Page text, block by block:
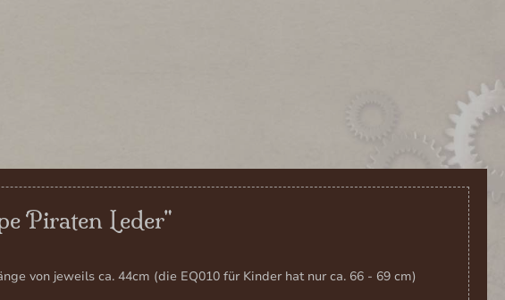
Piraten Leder"
von jeweils ca. 44cm (die EQ010 für Kinder hat nur ca. 66 - 69 cm)